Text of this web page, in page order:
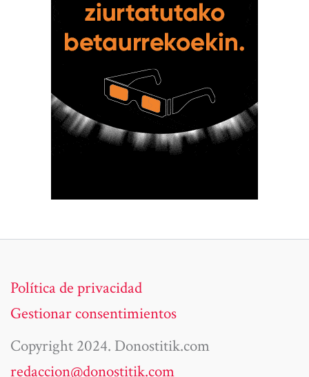
Política de privacidad
Gestionar consentimientos
Copyright 2024. Donostitik.com
redaccion@donostitik.com